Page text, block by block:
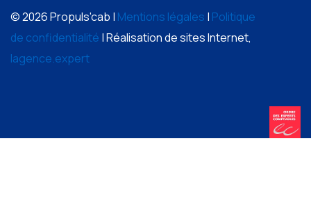
© 2026 Propuls'cab | Mentions légales | Politique
de confidentialité | Réalisation de sites Internet,
lagence.expert